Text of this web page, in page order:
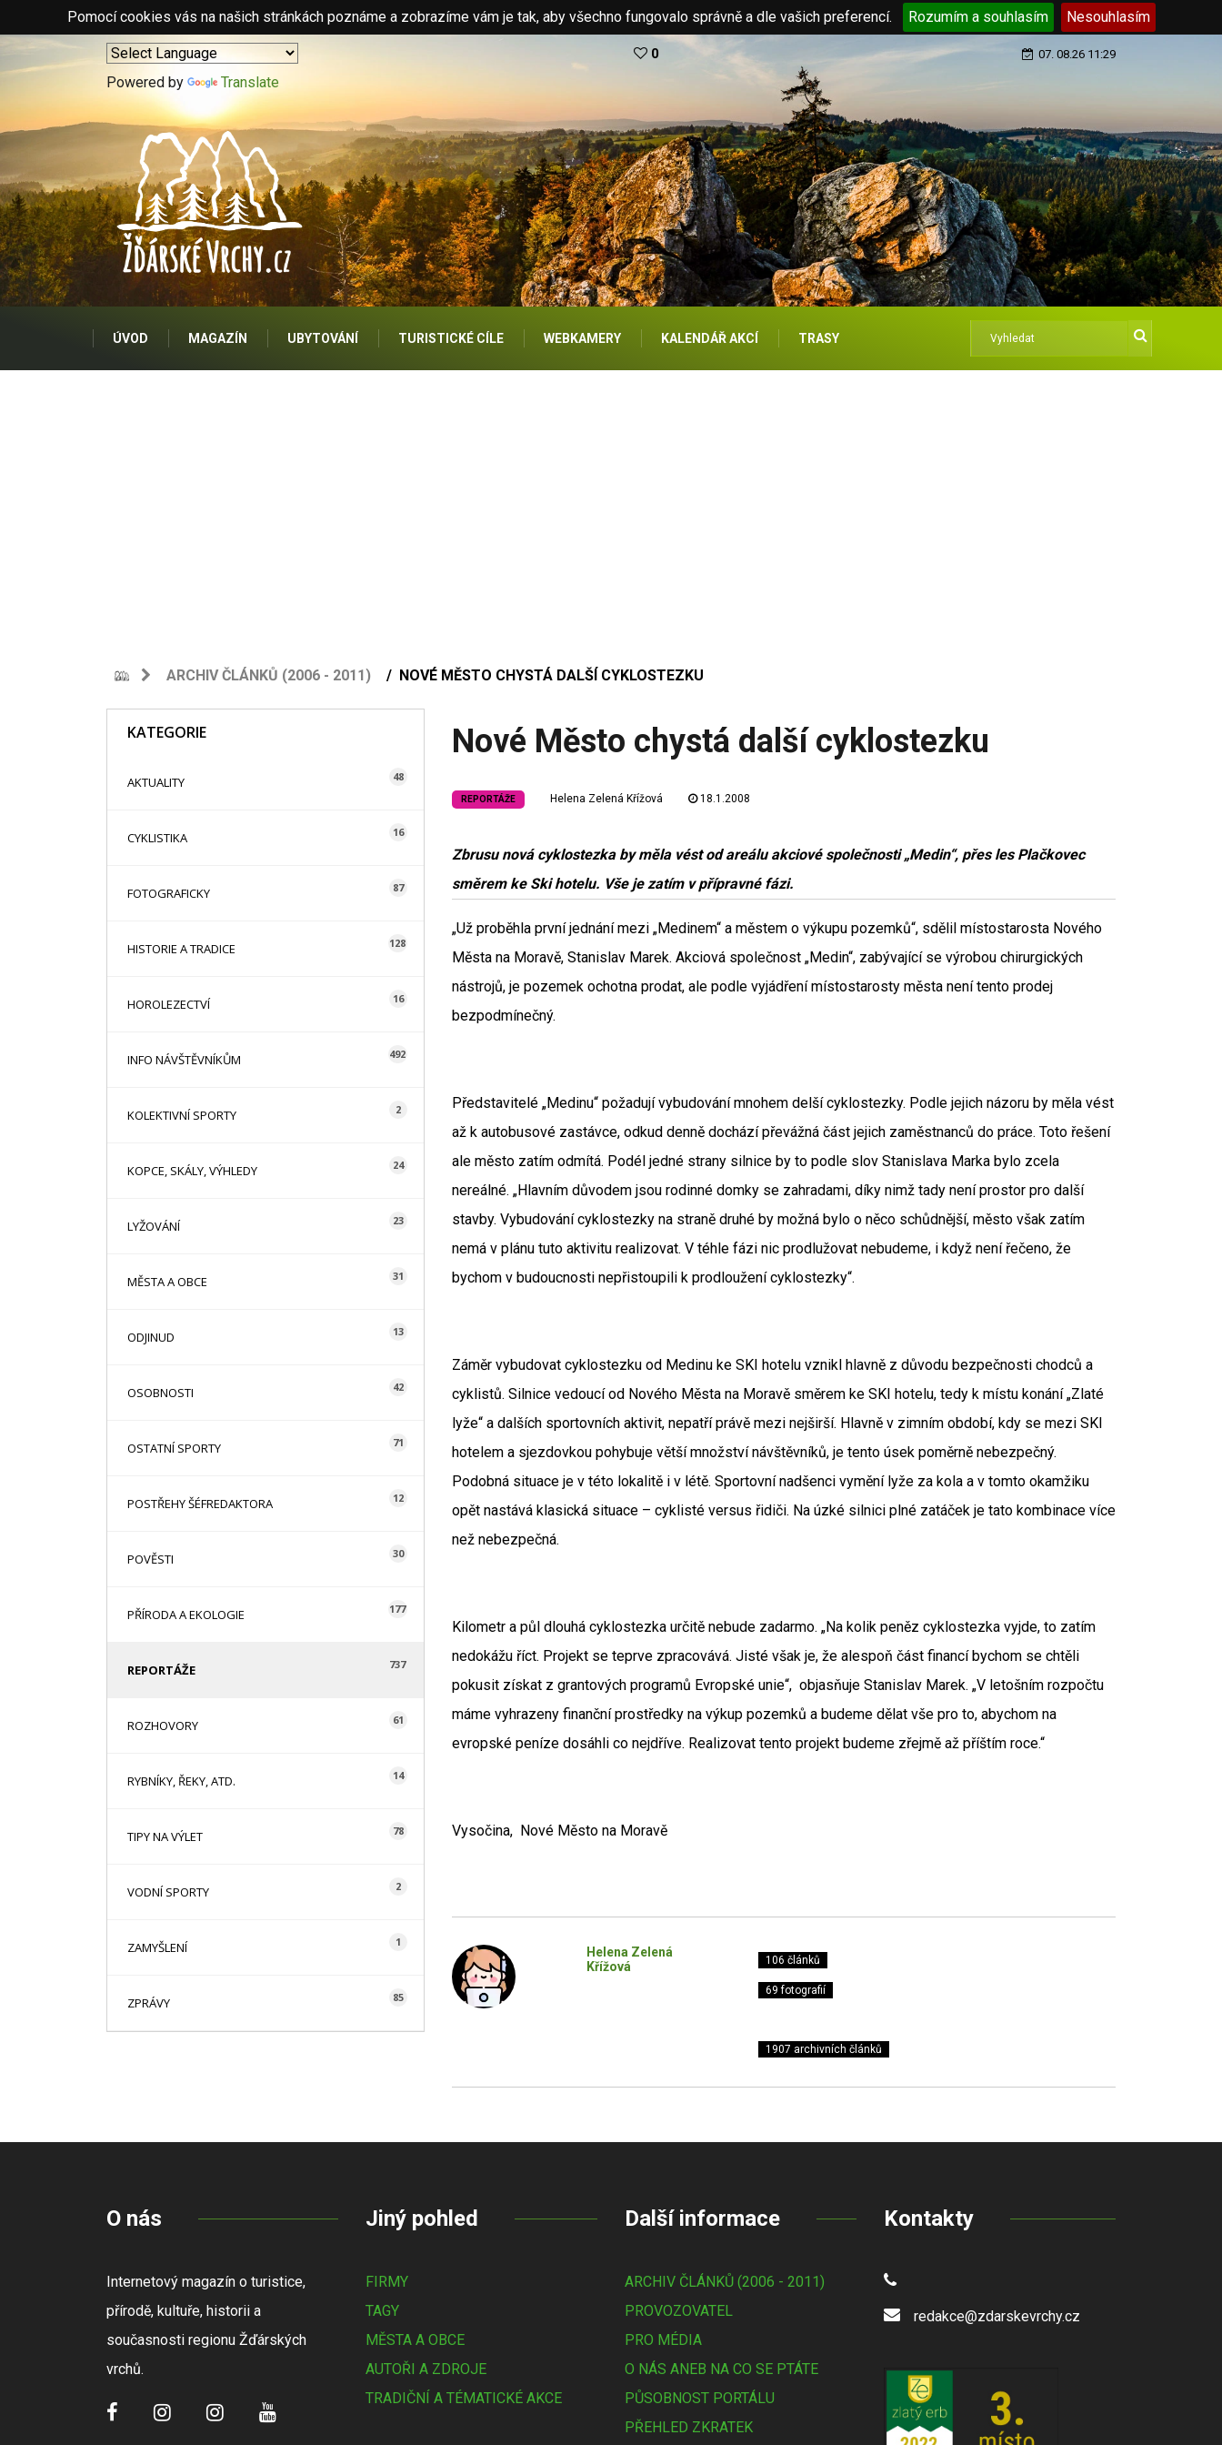
Pomocí cookies vás na našich stránkách poznáme a zobrazíme vám je tak, aby všechno fungovalo správně a dle vašich preferencí. Rozumím a souhlasím Nesouhlasím
Powered by Translate
0 07. 08.26 11:29
ÚVOD MAGAZÍN UBYTOVÁNÍ TURISTICKÉ CÍLE WEBKAMERY KALENDÁŘ AKCÍ TRASY
ARCHIV ČLÁNKŮ (2006 - 2011) NOVÉ MĚSTO CHYSTÁ DALŠÍ CYKLOSTEZKU
KATEGORIE
AKTUALITY 48
CYKLISTIKA 16
FOTOGRAFICKY 87
HISTORIE A TRADICE 128
HOROLEZECTVÍ 16
INFO NÁVŠTĚVNÍKŮM 492
KOLEKTIVNÍ SPORTY 2
KOPCE, SKÁLY, VÝHLEDY 24
LYŽOVÁNÍ 23
MĚSTA A OBCE 31
ODJINUD 13
OSOBNOSTI 42
OSTATNÍ SPORTY 71
POSTŘEHY ŠÉFREDAKTORA 12
POVĚSTI 30
PŘÍRODA A EKOLOGIE 177
REPORTÁŽE 737
ROZHOVORY 61
RYBNÍKY, ŘEKY, ATD. 14
TIPY NA VÝLET 78
VODNÍ SPORTY 2
ZAMYŠLENÍ 1
ZPRÁVY 85
Nové Město chystá další cyklostezku
REPORTÁŽE Helena Zelená Křížová 18.1.2008
Zbrusu nová cyklostezka by měla vést od areálu akciové společnosti „Medin“, přes les Plačkovec
směrem ke Ski hotelu. Vše je zatím v přípravné fázi.
„Už proběhla první jednání mezi „Medinem“ a městem o výkupu pozemků“, sdělil místostarosta Nového
Města na Moravě, Stanislav Marek. Akciová společnost „Medin“, zabývající se výrobou chirurgických
nástrojů, je pozemek ochotna prodat, ale podle vyjádření místostarosty města není tento prodej
bezpodmínečný.
Představitelé „Medinu“ požadují vybudování mnohem delší cyklostezky. Podle jejich názoru by měla vést
až k autobusové zastávce, odkud denně dochází převážná část jejich zaměstnanců do práce. Toto řešení
ale město zatím odmítá. Podél jedné strany silnice by to podle slov Stanislava Marka bylo zcela
nereálné. „Hlavním důvodem jsou rodinné domky se zahradami, díky nimž tady není prostor pro další
stavby. Vybudování cyklostezky na straně druhé by možná bylo o něco schůdnější, město však zatím
nemá v plánu tuto aktivitu realizovat. V téhle fázi nic prodlužovat nebudeme, i když není řečeno, že
bychom v budoucnosti nepřistoupili k prodloužení cyklostezky“.
Záměr vybudovat cyklostezku od Medinu ke SKI hotelu vznikl hlavně z důvodu bezpečnosti chodců a
cyklistů. Silnice vedoucí od Nového Města na Moravě směrem ke SKI hotelu, tedy k místu konání „Zlaté
lyže“ a dalších sportovních aktivit, nepatří právě mezi nejširší. Hlavně v zimním období, kdy se mezi SKI
hotelem a sjezdovkou pohybuje větší množství návštěvníků, je tento úsek poměrně nebezpečný.
Podobná situace je v této lokalitě i v létě. Sportovní nadšenci vymění lyže za kola a v tomto okamžiku
opět nastává klasická situace – cyklisté versus řidiči. Na úzké silnici plné zatáček je tato kombinace více
než nebezpečná.
Kilometr a půl dlouhá cyklostezka určitě nebude zadarmo. „Na kolik peněz cyklostezka vyjde, to zatím
nedokážu říct. Projekt se teprve zpracovává. Jisté však je, že alespoň část financí bychom se chtěli
pokusit získat z grantových programů Evropské unie“, objasňuje Stanislav Marek. „V letošním rozpočtu
máme vyhrazeny finanční prostředky na výkup pozemků a budeme dělat vše pro to, abychom na
evropské peníze dosáhli co nejdříve. Realizovat tento projekt budeme zřejmě až příštím roce.“
Vysočina, Nové Město na Moravě
Helena Zelená
Křížová
106 článků
69 fotografií
1907 archivních článků
O nás
Internetový magazín o turistice,
přírodě, kultuře, historii a
současnosti regionu Žďárských
vrchů.
Jiný pohled
FIRMY
TAGY
MĚSTA A OBCE
AUTOŘI A ZDROJE
TRADIČNÍ A TÉMATICKÉ AKCE
Další informace
ARCHIV ČLÁNKŮ (2006 - 2011)
PROVOZOVATEL
PRO MÉDIA
O NÁS ANEB NA CO SE PTÁTE
PŮSOBNOST PORTÁLU
PŘEHLED ZKRATEK
Kontakty
redakce@zdarskevrchy.cz